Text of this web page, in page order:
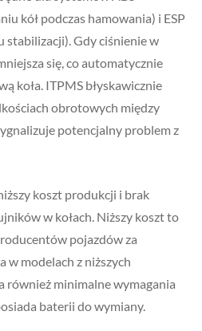
kół podczas hamowania) i ESP
stabilizacji). Gdy ciśnienie w
się, co automatycznie
koła. ITPMS błyskawicznie
obrotowych między
potencjalny problem z
koszt produkcji i brak
w kołach. Niższy koszt to
pojazdów za
w modelach z niższych
również minimalne wymagania
baterii do wymiany.